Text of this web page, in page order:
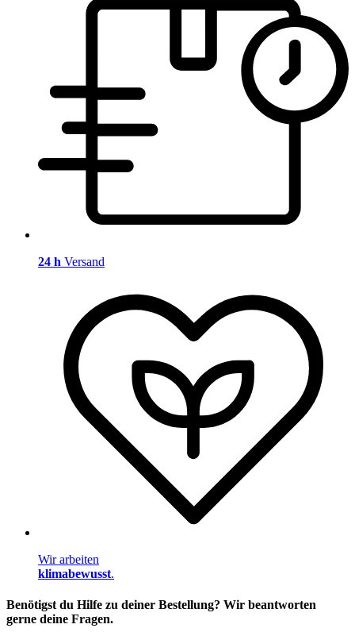
24 h Versand
Wir arbeiten
klimabewusst.
Benötigst du Hilfe zu deiner Bestellung? Wir beantworten
gerne deine Fragen.